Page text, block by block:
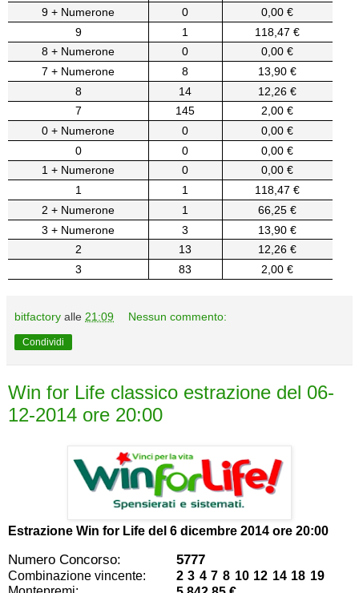
9 + Numerone
0
0,00 €
9
1
118,47 €
8 + Numerone
0
0,00 €
7 + Numerone
8
13,90 €
8
14
12,26 €
7
145
2,00 €
0 + Numerone
0
0,00 €
0
0
0,00 €
1 + Numerone
0
0,00 €
1
1
118,47 €
2 + Numerone
1
66,25 €
3 + Numerone
3
13,90 €
2
13
12,26 €
3
83 2,00 €
bitfactory alle 21:09 Nessun commento:
Condividi
Win for Life classico estrazione del 06-
12-2014 ore 20:00
Estrazione Win for Life del 6 dicembre 2014 ore 20:00
Numero Concorso: 5777
Combinazione vincente:
2 3 4 7 8 10 12 14 18 19